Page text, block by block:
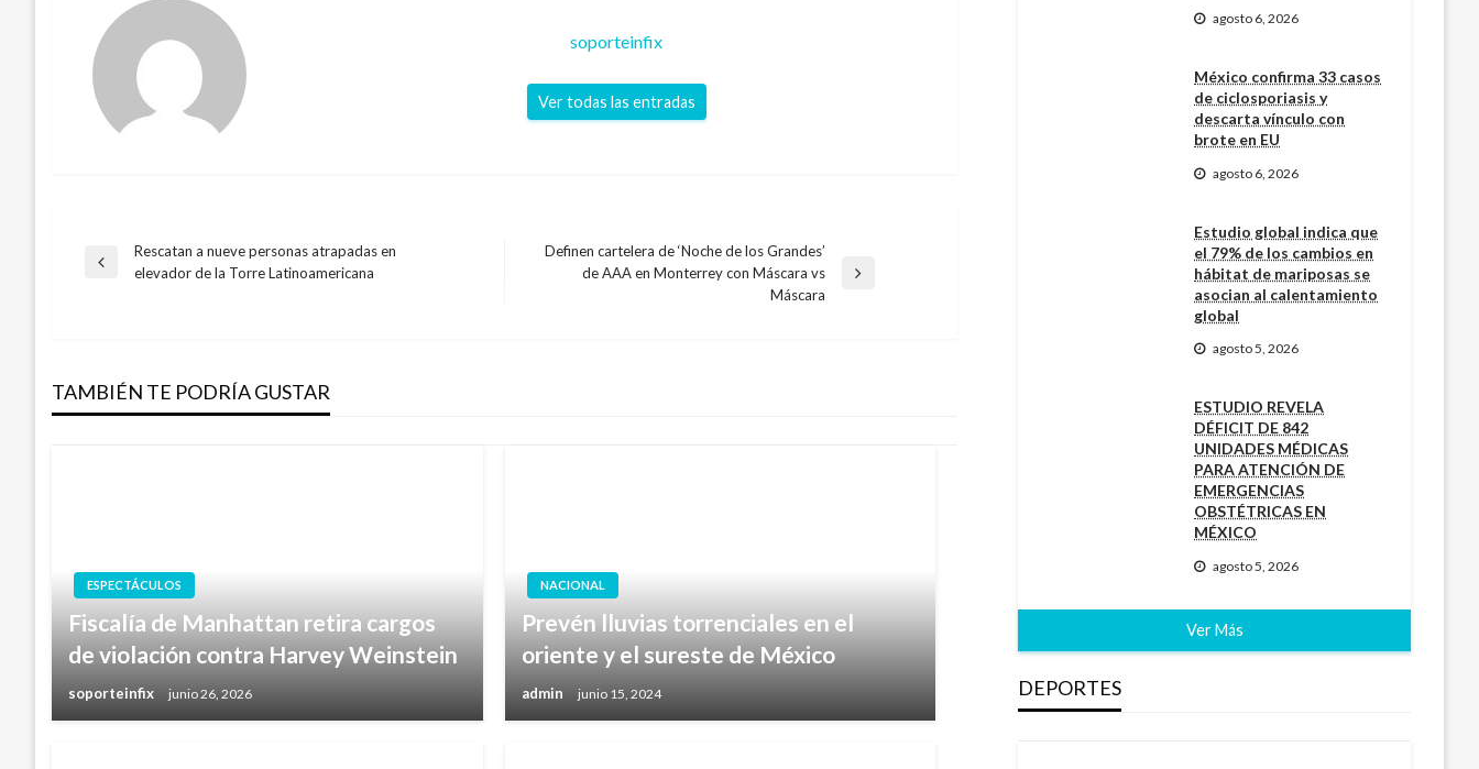
soporteinfix
Ver todas las entradas
Navegación
entradas
Entrada
Rescatan a nueve personas atrapadas en
elevador de la Torre Latinoamericana
Definen cartelera de ‘Noche de los Grandes’
de AAA en Monterrey con Máscara vs
Máscara
TAMBIÉN TE PODRÍA GUSTAR
ESPECTÁCULOS
Fiscalía de Manhattan retira cargos
de violación contra Harvey Weinstein
soporteinfix junio 26, 2026
NACIONAL
Prevén lluvias torrenciales en el
oriente y el sureste de México
admin junio 15, 2024
agosto 6, 2026
México confirma 33 casos
de ciclosporiasis y
descarta vínculo con
brote en EU
agosto 6, 2026
Estudio global indica que
el 79% de los cambios en
hábitat de mariposas se
asocian al calentamiento
global
agosto 5, 2026
ESTUDIO REVELA
DÉFICIT DE 842
UNIDADES MÉDICAS
PARA ATENCIÓN DE
EMERGENCIAS
OBSTÉTRICAS EN
MÉXICO
agosto 5, 2026
Ver Más
DEPORTES